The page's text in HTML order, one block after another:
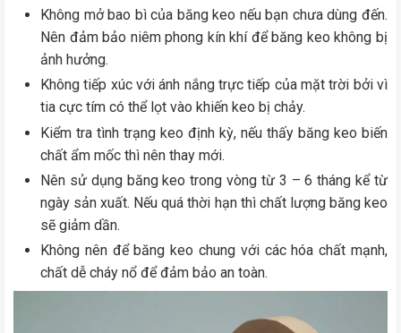
Không mở bao bì của băng keo nếu bạn chưa dùng đến.
Nên đảm bảo niêm phong kín khí để băng keo không bị
ảnh hưởng.
Không tiếp xúc với ánh nắng trực tiếp của mặt trời bởi vì
tia cực tím có thể lọt vào khiến keo bị chảy.
Kiểm tra tình trạng keo định kỳ, nếu thấy băng keo biến
chất ẩm mốc thì nên thay mới.
Nên sử dụng băng keo trong vòng từ 3 – 6 tháng kể từ
ngày sản xuất. Nếu quá thời hạn thì chất lượng băng keo
sẽ giảm dần.
Không nên để băng keo chung với các hóa chất mạnh,
chất dễ cháy nổ để đảm bảo an toàn.